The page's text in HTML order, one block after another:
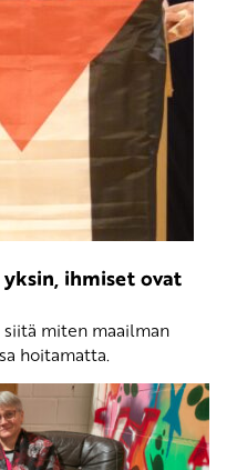
ihmiset ovat
miten maailman
hoitamatta.